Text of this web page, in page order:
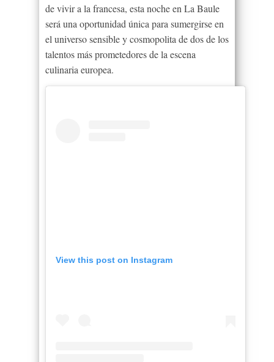
de vivir a la francesa, esta noche en La Baule
será una oportunidad única para sumergirse en
el universo sensible y cosmopolita de dos de los
talentos más prometedores de la escena
culinaria europea.
View this post on Instagram